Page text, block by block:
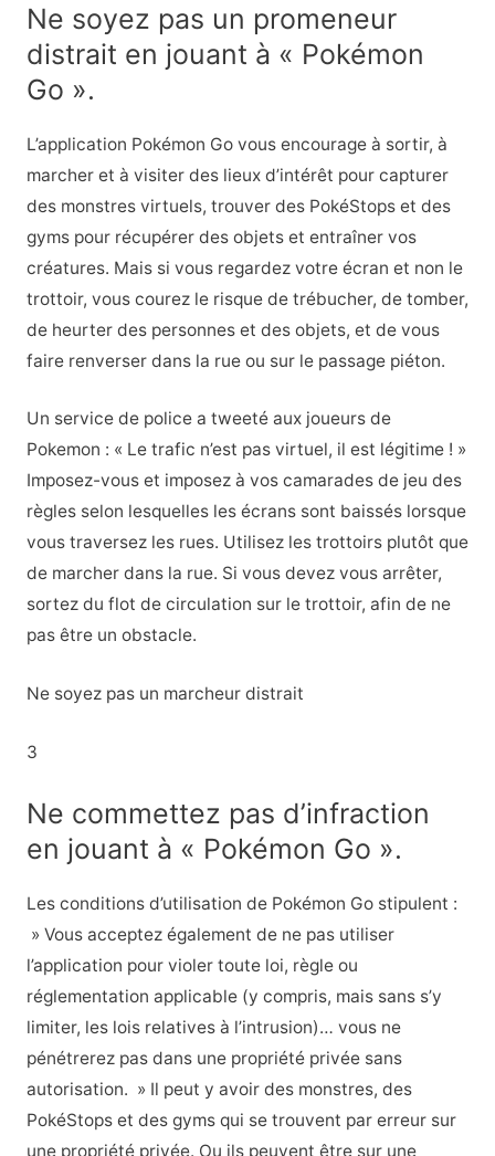
Ne soyez pas un promeneur
distrait en jouant à « Pokémon
Go ».
L’application Pokémon Go vous encourage à sortir, à
marcher et à visiter des lieux d’intérêt pour capturer
des monstres virtuels, trouver des PokéStops et des
gyms pour récupérer des objets et entraîner vos
créatures. Mais si vous regardez votre écran et non le
trottoir, vous courez le risque de trébucher, de tomber,
de heurter des personnes et des objets, et de vous
faire renverser dans la rue ou sur le passage piéton.
Un service de police a tweeté aux joueurs de
Pokemon : « Le trafic n’est pas virtuel, il est légitime ! »
Imposez-vous et imposez à vos camarades de jeu des
règles selon lesquelles les écrans sont baissés lorsque
vous traversez les rues. Utilisez les trottoirs plutôt que
de marcher dans la rue. Si vous devez vous arrêter,
sortez du flot de circulation sur le trottoir, afin de ne
pas être un obstacle.
Ne soyez pas un marcheur distrait
3
Ne commettez pas d’infraction
en jouant à « Pokémon Go ».
Les conditions d’utilisation de Pokémon Go stipulent :
» Vous acceptez également de ne pas utiliser
l’application pour violer toute loi, règle ou
réglementation applicable (y compris, mais sans s’y
limiter, les lois relatives à l’intrusion)… vous ne
pénétrerez pas dans une propriété privée sans
autorisation. » Il peut y avoir des monstres, des
PokéStops et des gyms qui se trouvent par erreur sur
une propriété privée. Ou ils peuvent être sur une